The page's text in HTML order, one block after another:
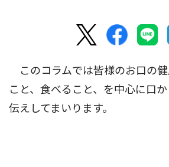
このコラムでは皆様のお口の
こと、食べること、を中心に口
伝えしてまいります。